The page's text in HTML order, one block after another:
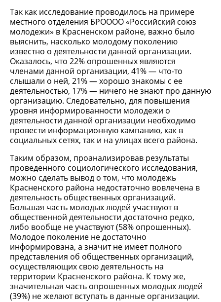
Так как исследование проводилось на примере
местного отделения БРОООО «Российский союз
молодежи» в Красненском районе, важно было
выяснить, насколько молодому поколению
известно о деятельности данной организации.
Оказалось, что 22% опрошенных являются
членами данной организации, 41% — что-то
слышали о ней, 21% — хорошо знакомы с ее
деятельностью, 17% — ничего не знают про данную
организацию. Следовательно, для повышения
уровня информированности молодежи о
деятельности данной организации необходимо
провести информационную кампанию, как в
социальных сетях, так и на улицах всего района.
Таким образом, проанализировав результаты
проведенного социологического исследования,
можно сделать вывод о том, что молодежь
Красненского района недостаточно вовлечена в
деятельность общественных организаций.
Большая часть молодых людей участвуют в
общественной деятельности достаточно редко,
либо вообще не участвуют (58% опрошенных).
Молодое поколение не достаточно
информирована, а значит не имеет полного
представления об общественных организаций,
осуществляющих свою деятельность на
территории Красненского района. К тому же,
значительная часть опрошенных молодых людей
(39%) не желают вступать в данные организации.